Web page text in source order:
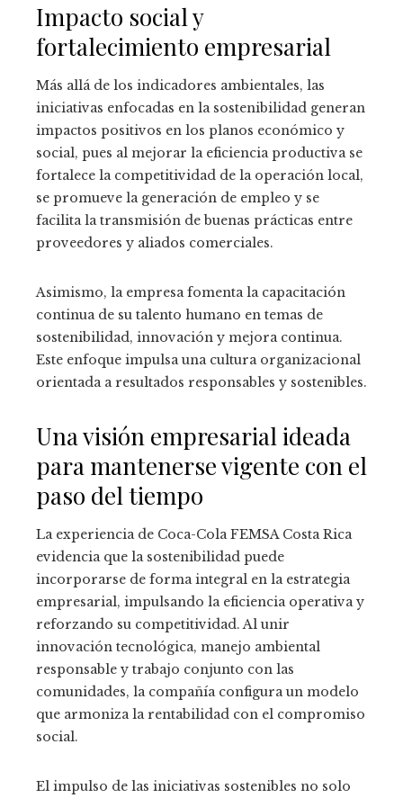
Impacto social y
fortalecimiento empresarial
Más allá de los indicadores ambientales, las
iniciativas enfocadas en la sostenibilidad generan
impactos positivos en los planos económico y
social, pues al mejorar la eficiencia productiva se
fortalece la competitividad de la operación local,
se promueve la generación de empleo y se
facilita la transmisión de buenas prácticas entre
proveedores y aliados comerciales.
Asimismo, la empresa fomenta la capacitación
continua de su talento humano en temas de
sostenibilidad, innovación y mejora continua.
Este enfoque impulsa una cultura organizacional
orientada a resultados responsables y sostenibles.
Una visión empresarial ideada
para mantenerse vigente con el
paso del tiempo
La experiencia de Coca-Cola FEMSA Costa Rica
evidencia que la sostenibilidad puede
incorporarse de forma integral en la estrategia
empresarial, impulsando la eficiencia operativa y
reforzando su competitividad. Al unir
innovación tecnológica, manejo ambiental
responsable y trabajo conjunto con las
comunidades, la compañía configura un modelo
que armoniza la rentabilidad con el compromiso
social.
El impulso de las iniciativas sostenibles no solo